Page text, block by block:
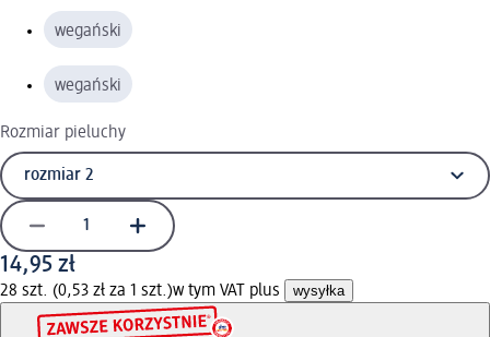
wegański
wegański
Rozmiar pieluchy
14,95 zł
28 szt. (0,53 zł za 1 szt.)w tym VAT plus wysyłka